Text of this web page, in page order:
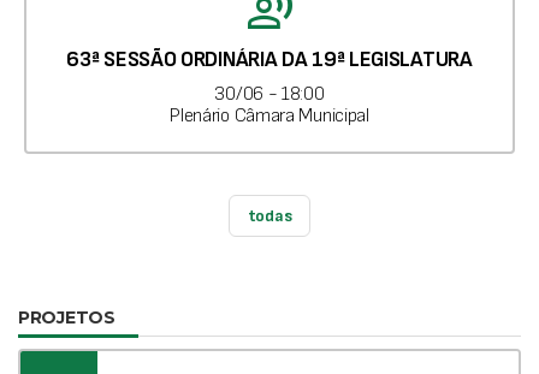
63ª SESSÃO ORDINÁRIA DA 19ª LEGISLATURA
30/06 - 18:00
Plenário Câmara Municipal
todas
PROJETOS